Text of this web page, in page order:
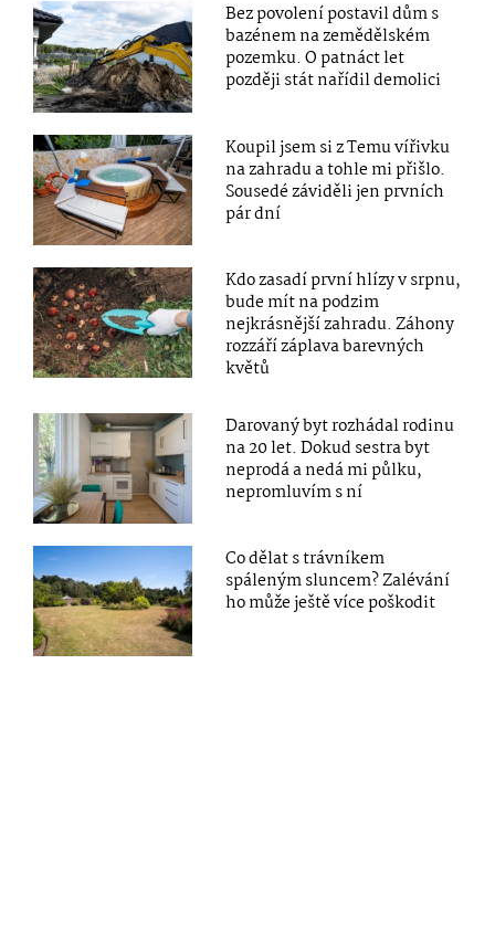
Bez povolení postavil dům s
bazénem na zemědělském
pozemku. O patnáct let
později stát nařídil demolici
Koupil jsem si z Temu vířivku
na zahradu a tohle mi přišlo.
Sousedé záviděli jen prvních
pár dní
Kdo zasadí první hlízy v srpnu,
bude mít na podzim
nejkrásnější zahradu. Záhony
rozzáří záplava barevných
květů
Darovaný byt rozhádal rodinu
na 20 let. Dokud sestra byt
neprodá a nedá mi půlku,
nepromluvím s ní
Co dělat s trávníkem
spáleným sluncem? Zalévání
ho může ještě více poškodit